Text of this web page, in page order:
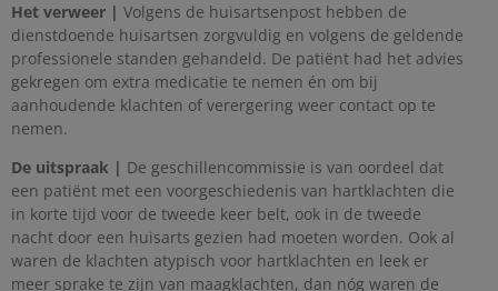
Het verweer | Volgens de huisartsenpost hebben de
dienstdoende huisartsen zorgvuldig en volgens de geldende
professionele standen gehandeld. De patiënt had het advies
gekregen om extra medicatie te nemen én om bij
aanhoudende klachten of verergering weer contact op te
nemen.
De uitspraak | De geschillencommissie is van oordeel dat
een patiënt met een voorgeschiedenis van hartklachten die
in korte tijd voor de tweede keer belt, ook in de tweede
nacht door een huisarts gezien had moeten worden. Ook al
waren de klachten atypisch voor hartklachten en leek er
meer sprake te zijn van maagklachten, dan nóg waren de